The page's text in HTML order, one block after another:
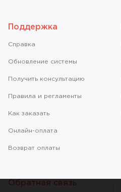
Поддержка
Справкa
Обновление системы
Получить консультацию
Правила и регламенты
Как заказать
Онлайн-оплата
Возврат оплаты
Обратная связь